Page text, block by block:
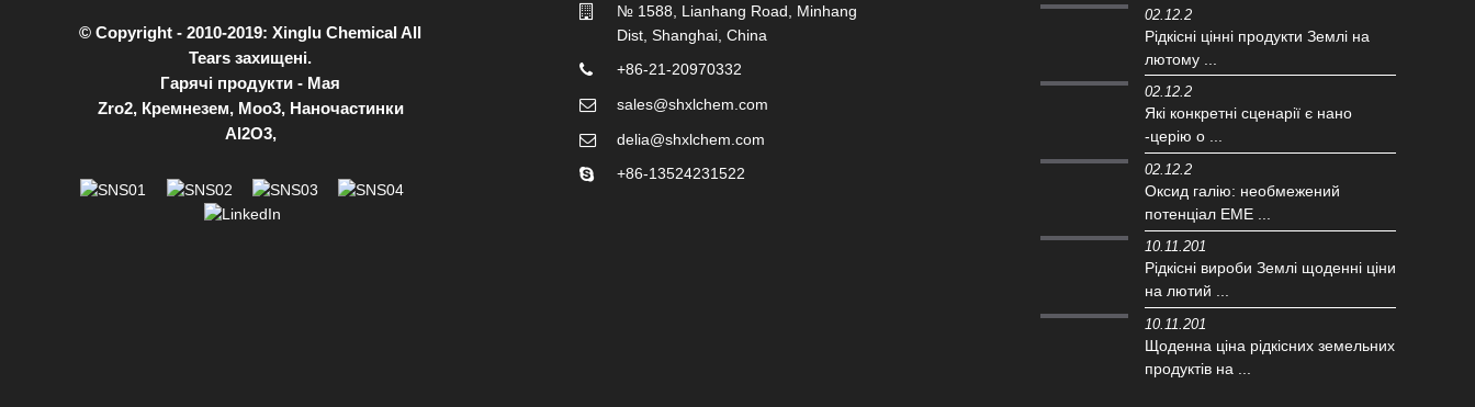
© Copyright - 2010-2019: Xinglu Chemical All
Tears захищені.
Гарячі продукти - Мая
Zro2, Кремнезем, Moo3, Наночастинки
Al2O3,
№ 1588, Lianhang Road, Minhang
Dist, Shanghai, China
+86-21-20970332
sales@shxlchem.com
delia@shxlchem.com
+86-13524231522
02.12.2
Рідкісні цінні продукти Землі на
лютому ...
02.12.2
Які конкретні сценарії є нано
-церію o ...
02.12.2
Оксид галію: необмежений
потенціал EME ...
10.11.201
Рідкісні вироби Землі щоденні ціни
на лютий ...
10.11.201
Щоденна ціна рідкісних земельних
продуктів на ...